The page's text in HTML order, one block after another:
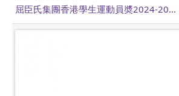
屈臣氏集團香港學生運動員奬2024-20...